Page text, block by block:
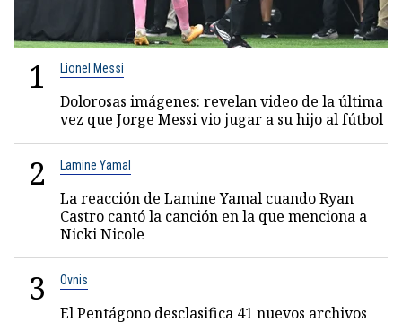
1 Lionel Messi
Dolorosas imágenes: revelan video de la última
vez que Jorge Messi vio jugar a su hijo al fútbol
2 Lamine Yamal
La reacción de Lamine Yamal cuando Ryan
Castro cantó la canción en la que menciona a
Nicki Nicole
3 Ovnis
El Pentágono desclasifica 41 nuevos archivos